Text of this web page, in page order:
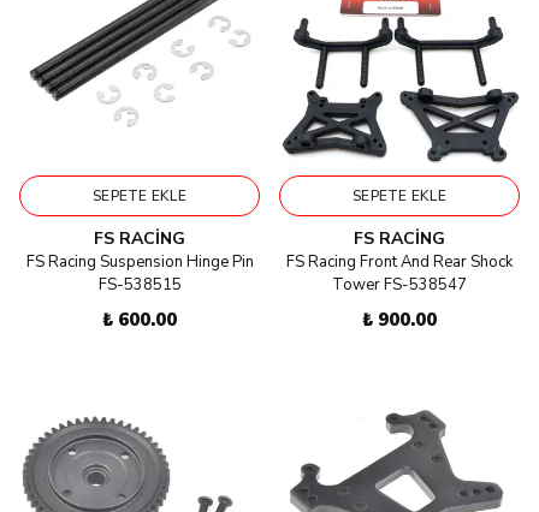
SEPETE EKLE
FS RACING
FS Racing Suspension Hinge Pin
FS-538515
₺ 600.00
SEPETE EKLE
FS RACING
FS Racing Front And Rear Shock
Tower FS-538547
₺ 900.00